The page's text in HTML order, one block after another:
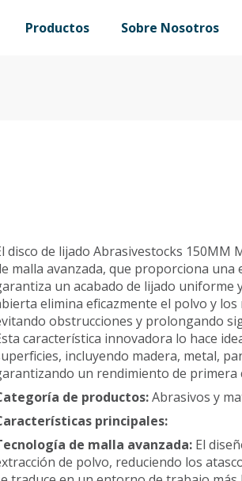
Productos Sobre Nosotros
disco de lijado Abrasivestocks 150MM
malla avanzada, que proporciona
un acabado de lijado uniforme
elimina eficazmente el polvo y
obstrucciones y prolongando
característica innovadora lo hace
incluyendo madera, metal,
un rendimiento de primera
de productos:Abrasivos y
principales:
de malla avanzada: El
de polvo, reduciendo los